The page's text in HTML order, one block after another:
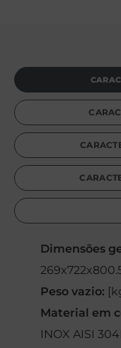
Dimensões
Peso vazio:
Material em
INOX AISI